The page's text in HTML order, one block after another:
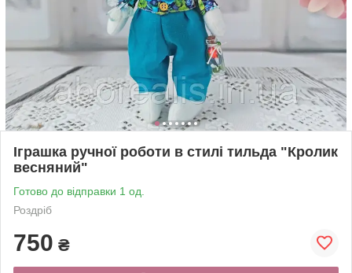
Іграшка ручної роботи в стилі тильда "Кролик
весняний"
Готово до відправки 1 од.
Роздріб
750 ₴